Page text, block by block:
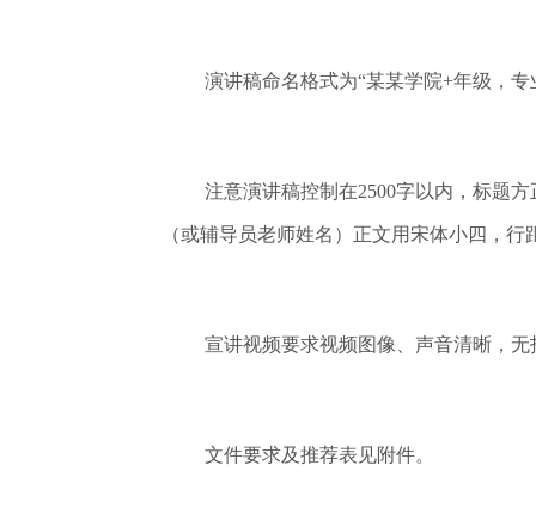
演讲稿命名格式为“某某学院+年级，
注意演讲稿控制在2500字以内，标题
（或辅导员老师姓名）正文用宋体小四，行
宣讲视频要求视频图像、声音清晰，
文件要求及推荐表见附件。